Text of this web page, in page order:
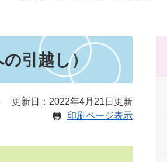
引越し）
更新日：2022年4月21日更新
印刷ページ表示